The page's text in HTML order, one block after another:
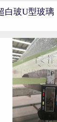
白玻U型玻璃